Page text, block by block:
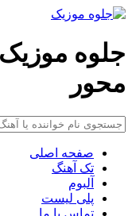
جلوه
محور
صفحه اصلی
تک آهنگ
آلبوم
پلی لیست
تماس با ما